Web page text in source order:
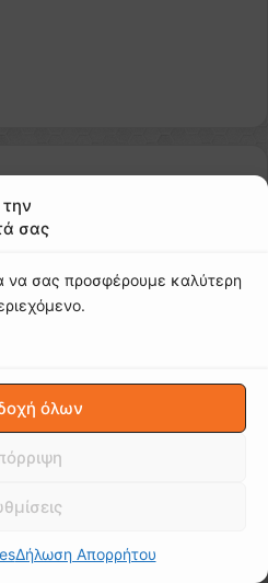
σας
να σας προσφέρουμε καλύτερη
όλων
Δήλωση Απορρήτου